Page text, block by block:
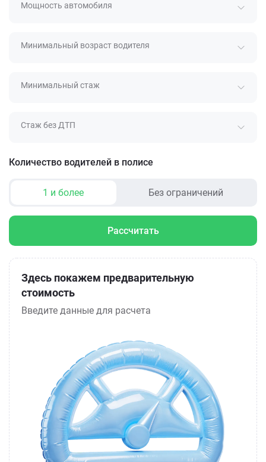
Мощность автомобиля
Минимальный возраст водителя
Минимальный стаж
Стаж без ДТП
Количество водителей в полисе
1 и более Без ограничений
Рассчитать
Здесь покажем предварительную
стоимость
Введите данные для расчета